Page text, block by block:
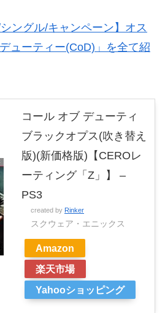
シングル/キャンペーン】オス
ューティー(CoD)」を全て紹
コール オブ デューティ
ブラックオプス(吹き替え
版)(新価格版)【CEROレ
ーティング「Z」】 –
PS3
created by Rinker
スクウェア・エニックス
Amazon
楽天市場
Yahooショッピング